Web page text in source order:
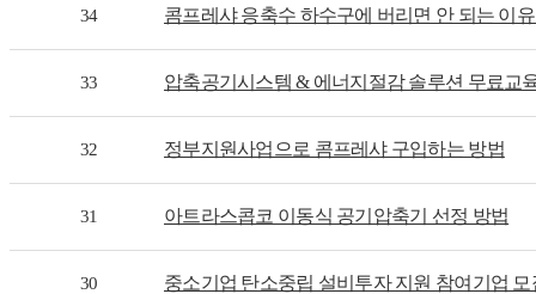
34 콤프레샤 응축수 하수구에 버리면 안 되는 이유
33 압축공기시스템 & 에너지절감 솔루션 무료교
32 정부지원사업으로 콤프레샤 구입하는 방법
31 아트라스콥코 이동식 공기압축기 선정 방법
30 중소기업 탄소중립 설비투자 지원 참여기업 모